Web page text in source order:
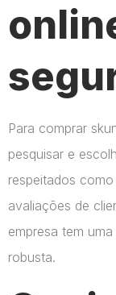
Para comprar
pesquisar e
respeitados
avaliações de
empresa tem
robusta.